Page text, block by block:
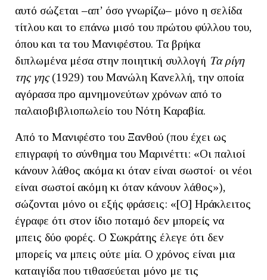
αυτό σώζεται ‒απ’ όσο γνωρίζω‒ μόνο η σελίδα
τίτλου και το επάνω μισό του πρώτου φύλλου του,
όπου και τα του Μανιφέστου. Τα βρήκα
διπλωμένα μέσα στην ποιητική συλλογή Τα ρίγη
της γης(1929) του Μανώλη Κανελλή, την οποία
αγόρασα προ αμνημονεύτων χρόνων από το
παλαιοβιβλιοπωλείο του Νότη Καραβία.
Από το Μανιφέστο του Ξανθού (που έχει ως
επιγραφή το σύνθημα του Μαρινέττι: «Οι παλιοί
κάνουν λάθος ακόμα κι όταν είναι σωστοί· οι νέοι
είναι σωστοί ακόμη κι όταν κάνουν λάθος»),
σώζονται μόνο οι εξής φράσεις: «[Ο] Ηράκλειτος
έγραφε ότι στον ίδιο ποταμό δεν μπορείς να
μπεις δύο φορές. Ο Σωκράτης έλεγε ότι δεν
μπορείς να μπεις ούτε μία. Ο χρόνος είναι μια
καταιγίδα που τιθασεύεται μόνο με τις